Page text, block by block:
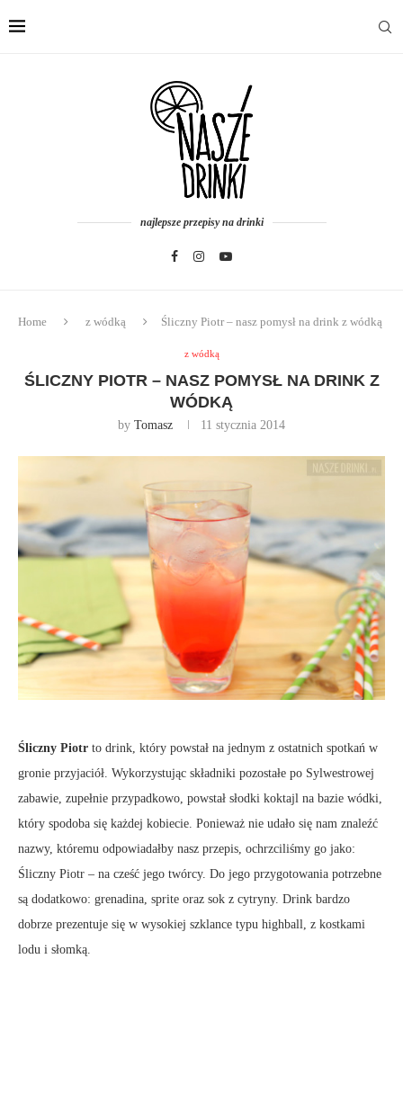
najlepsze przepisy na drinki
Home z wódką Śliczny Piotr – nasz pomysł na drink z wódką
z wódką
ŚLICZNY PIOTR – NASZ POMYSŁ NA DRINK Z
WÓDKĄ
by Tomasz 11 stycznia 2014
Śliczny Piotr to drink, który powstał na jednym z ostatnich spotkań w
gronie przyjaciół. Wykorzystując składniki pozostałe po Sylwestrowej
zabawie, zupełnie przypadkowo, powstał słodki koktajl na bazie wódki,
który spodoba się każdej kobiecie. Ponieważ nie udało się nam znaleźć
nazwy, któremu odpowiadałby nasz przepis, ochrzciliśmy go jako:
Śliczny Piotr – na cześć jego twórcy. Do jego przygotowania potrzebne
są dodatkowo: grenadina, sprite oraz sok z cytryny. Drink bardzo
dobrze prezentuje się w wysokiej szklance typu highball, z kostkami
lodu i słomką.